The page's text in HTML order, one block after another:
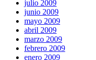
julio 2009
junio 2009
mayo 2009
abril 2009
marzo 2009
febrero 2009
enero 2009